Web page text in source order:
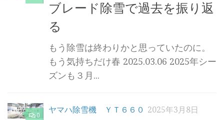
ブレード除雪で過去を振り返
る
もう除雪は終わりかと思っていたのに。
もう気持ちだけ春 2025.03.06 2025年シー
ズンも３月...
0
ヤマハ除雪機 ＹＴ６６０ 2025年3月8日